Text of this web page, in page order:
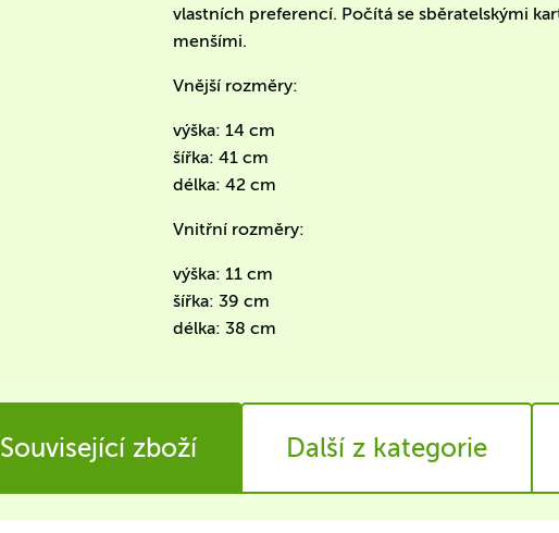
vlastních preferencí. Počítá se sběratelskými
menšími.
Vnější rozměry:
výška: 14 cm
šířka: 41 cm
délka: 42 cm
Vnitřní rozměry:
výška: 11 cm
šířka: 39 cm
délka: 38 cm
Související zboží Další z kategorie